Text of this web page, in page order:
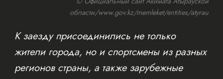
области/www.gov.kz/memleket/entities/atyrau
К заезду присоединились не только
жители города, но и спортсмены из разных
регионов страны, а также зарубежные